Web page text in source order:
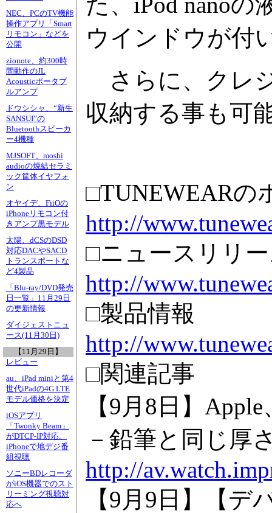
NEC、PCのTV機能
操作アプリ「Smart
リモコン」などを
公開
zionote、約300時
間動作のJL
Acousticポータブ
ルアンプ
ドウシシャ、“新生
SANSUI”の
Bluetoothスピーカ
ー4機種
MJSOFT、moshi
audioの焼結セラミ
ック筐体イヤフォ
ン
オヤイデ、FiiOの
iPhoneリモコン付
きアンプ黒モデル
太陽、dCSのDSD
対応DACやSACD
トランスポートな
ど4製品
「Blu-ray/DVD発売
日一覧」11月29日
の更新情報
ダイジェストニュ
ース(11月30日)
【11月29日】
レビュー
au、iPad miniと第4
世代iPadの4G LTE
モデル価格を決定
iOSアプリ
「Twonky Beam」
がDTCP-IP対応。
iPhoneで地デジ番
組視聴
ソニーBDレコーダ
がiOS機器でのスト
リーミング視聴対
応へ
ウインドウが付
さらに、クレ
収納する事も可
□TUNEWEARの
http://
□ニュースリリ
http://
□製品情報
http://
□関連記事
【9月8日】
－鉛筆と同じ厚
http://
【9月9日】【